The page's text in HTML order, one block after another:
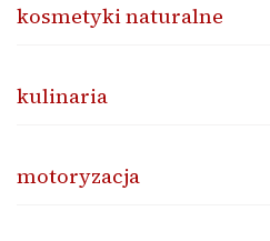
kosmetyki naturalne
kulinaria
motoryzacja